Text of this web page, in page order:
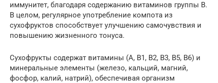
иммунитет, благодаря содержанию витаминов группы В.
В целом, регулярное употребление компота из
сухофруктов способствует улучшению самочувствия и
повышению жизненного тонуса.
Сухофрукты содержат витамины (A, B1, B2, B3, B5, B6) и
минеральные элементы (железо, кальций, магний,
фосфор, калий, натрий), обеспечивая организм